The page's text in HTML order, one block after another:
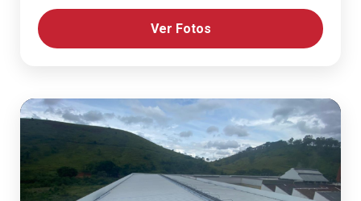
Ver Fotos